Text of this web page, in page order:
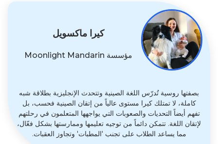
كيرا ماكسويل
مؤسسة Moonlight Mandarin
بصفتها روسية تُدرّس اللغة الصينية وتتحدث الإنجليزية بطلاقة شبه
كاملة، لا تمتلك كيرا مستوى عالياً من إتقان الصينية فحسب، بل
تفهم أيضاً التحديات والصعوبات التي يواجهها المتعلمون في رحلتهم
لإتقان اللغة. تتمكن دائماً من توجيه تعليمها وممارستها بشكل فعّال،
مما يساعد الطلاب على تجنب 'المطبات' وتجاوز العقبات.